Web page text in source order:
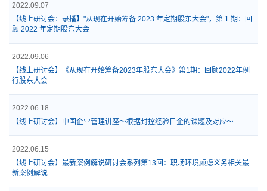
2022.09.07
【线上研讨会：录播】"从现在开始筹备 2023 年定期股东大会"，第 1 期：回
顾 2022 年定期股东大会
2022.09.06
【线上研讨会】《从现在开始筹备2023年股东大会》第1期：回顾2022年例
行股东大会
2022.06.18
【线上研讨会】中国企业管理讲座～根据封控经验日企的课题及对应～
2022.06.15
【线上研讨会】最新案例解说研讨会系列第13回：职场环境顾虑义务相关最
新案例解说